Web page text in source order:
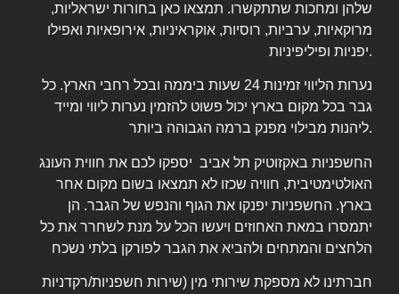
שלהן ומחכות שתתקשרו. תמצאו כאן בחורות ישראליות,
מרוקאיות, ערביות, רוסיות, אוקראיניות, אירופאיות ואפילו
יפניות ופיליפיניות.
נערות הליווי זמינות 24 שעות ביממה ובכל רחבי הארץ. כל
גבר בכל מקום בארץ יכול פשוט להזמין נערות ליווי ומייד
ליהנות מבילוי מפנק ברמה הגבוהה ביותר.
החשפניות באקזוטיק תל אביב יספקו לכם את חווית העונג
האולטימטיבית, חוויה שכזו לא תמצאו בשום מקום אחר
בארץ. החשפניות יפנקו את הגוף והנפש של הגבר. הן
יתמסרו במאת האחוזים ויעשו הכל על מנת לשחרר את כל
הלחצים והמתחים ולהביא את הגבר לפורקן בלתי נשכח
חברתינו לא מספקת שירותי מין (שירות חשפניות/רקדניות